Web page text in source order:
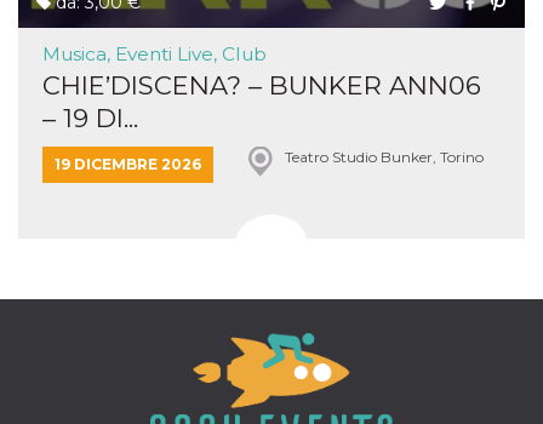
Musica, Eventi Live, Club
CHIE’DISCENA? – BUNKER ANN06
– 19 DI...
19 DICEMBRE 2026 Teatro Studio Bunker, Torino